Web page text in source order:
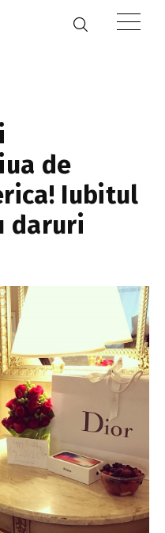
de
Iubitul
daruri